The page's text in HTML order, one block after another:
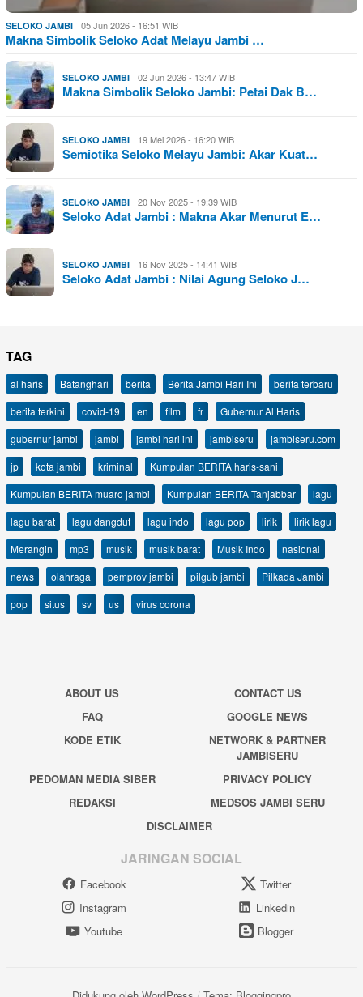
SELOKO JAMBI 05 Jun 2026 - 16:51 WIB
Makna Simbolik Seloko Adat Melayu Jambi …
SELOKO JAMBI 02 Jun 2026 - 13:47 WIB
Makna Simbolik Seloko Jambi: Petai Dak B…
SELOKO JAMBI 19 Mei 2026 - 16:20 WIB
Semiotika Seloko Melayu Jambi: Akar Kuat…
SELOKO JAMBI 20 Nov 2025 - 19:39 WIB
Seloko Adat Jambi : Makna Akar Menurut E…
SELOKO JAMBI 16 Nov 2025 - 14:41 WIB
Seloko Adat Jambi : Nilai Agung Seloko J…
TAG
al haris Batanghari berita Berita Jambi Hari Ini
berita terbaru
berita terkini
covid-19 en film fr
Gubernur Al Haris
gubernur jambi
jambi jambi hari ini jambiseru
jambiseru.com
jp
kota jambi kriminal
Kumpulan BERITA haris-sani
Kumpulan BERITA muaro jambi
Kumpulan BERITA Tanjabbar
lagu
lagu barat
lagu dangdut lagu indo lagu pop lirik
lirik lagu
Merangin
mp3 musik musik barat Musik Indo
nasional
news
olahraga pemprov jambi pilgub jambi
Pilkada Jambi
pop
situs sv us virus corona
ABOUT US
CONTACT US
FAQ
GOOGLE NEWS
KODE ETIK
NETWORK & PARTNER
JAMBISERU
PEDOMAN MEDIA SIBER
PRIVACY POLICY
REDAKSI
MEDSOS JAMBI SERU
DISCLAIMER
JARINGAN SOCIAL
Facebook
Twitter
Instagram
Linkedin
Youtube
Blogger